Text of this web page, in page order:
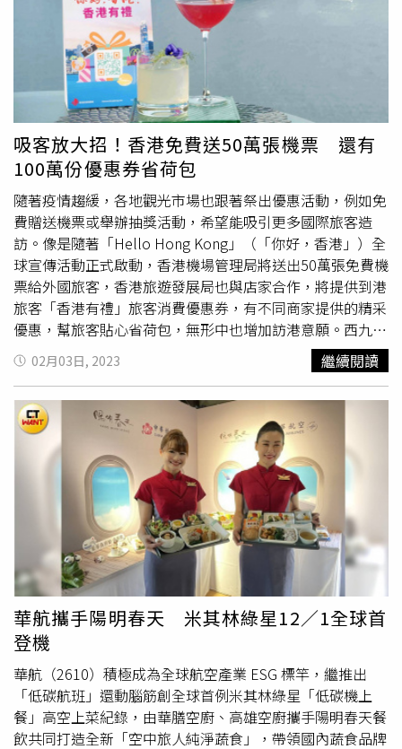
忘。記者也提醒，豪華商務艙及豪華經濟艙旅客都可於出發
前透過華航網站的網路獨享餐預選餐點。由SUNFRIEND
MOUTH操刀設計、星宇航空監製的「星宇航空凍乾冷萃咖
啡迷你杯」、「星宇航空蜂蜜鬆餅餅乾」及「星宇航空抹茶
拿鐵」。（圖／SUNFRIEND MOUTH提供）星宇航空蜂蜜
鬆餅餅乾。（79元，圖／SUNFRIEND MOUTH提供）另外
星宇航空也與SUNFRIEND MOUTH聯手推出全新企劃，把
飛行時的感受變成三款充滿趣味的食品，包括「星宇航空凍
乾冷萃咖啡迷你杯」、「星宇航空蜂蜜鬆餅餅乾」及「星宇
航空抹茶拿鐵」，在全台7-ELEVEN 獨家販售，即日起～
5/30還有「星宇航空蜂蜜鬆餅餅乾」及「星宇航空抹茶拿
鐵」第2件6折、「星宇航空凍乾冷萃咖啡迷你杯」優惠價
189元（原價250元／5入）等好康。其中「星宇航空凍乾冷
萃咖啡迷你杯」以飛翔時看著窗外景色，邊細細品嘗一杯咖
啡為概念，將咖啡新鮮萃取後，以零下40度的低溫凍乾，鎖
住咖啡香氣，只要將迷你杯加入冷、熱水，三秒就能還原一
杯現磨咖啡；而隨著星宇航空美國線即將開航，「星宇航空
蜂蜜鬆餅餅乾」以美式早午餐代表的「鬆餅」為發想，將之
轉換成小巧精緻的蜂蜜鬆餅餅乾，讓濃郁的蜂蜜、新鮮牛奶
和雞蛋香味在口中酥脆化開；「星宇航空抹茶拿鐵」則想帶
給消費者兼具航太科技與日式傳統的感受，只要加入80cc熱
水或熱牛奶沖泡，便能品嘗一杯日式風味。
當地活動。有鑑於此，酷航也計畫增加飛往東南亞各國的航
班，例如飛往印尼浮潛聖地的美娜多從一週3班提高到4班，
飛往富有石灰岩群山及碧綠茂盛熱帶雨林的蘭卡威從每週4
班增加到7班。酷航至今已飛航71個航點，許多旅客也喜歡
透過轉機順道造訪樟宜機場並來個新加坡一日遊，目前酷航
一週提供21班班機飛往新加坡，透過台北至新加坡每天3班
的綿密航班銜接，方便旅客轉往東南亞小島或澳洲、雅典等
長程航點。即日起至2023年4月17日止，於酷航官網及合作
通路也推出夏季促銷活動，台北-新加坡單程最低新台幣含
稅價2,488元起（限指定出發日期），日本東京、北海道、
韓國首爾、馬來西亞、印尼、澳洲等航點皆推出不同夏季優
惠價，促銷航線與價格依官網系統顯示為主。紐西蘭航空推
出直飛機票促銷優惠。（圖／擷取自紐西蘭航空官方粉絲
頁）另外，經過整整3年閉關，接觸大自然的活動如登山、
露營等更加受到歡迎，擁有多樣天然景點的紐西蘭從壯闊峽
灣、絕美湖泊，到較少機會能看見的火山與冰川等地形皆
具，還有多元活動像是泛舟、高空彈跳等，能滿足戶外控的
探索精神。紐西蘭航空就特別舉辦「奇異飛行 夢想啟程」
活動，即日起至2023年4月30日（台灣時間）限時推出台北
直飛紐西蘭的經濟艙促銷，只要於活動期間在官網購買台北
直飛奧克蘭經濟艙，來回票價一人台幣25,800元起，豪華經
濟艙來回票價台幣56,800元起、
豪華商務艙台幣88,800元起
（價格皆未含稅項及附加費用約2,400元，相關費用隨匯率
而浮動，以訂票當下為準）；機票使用時間為 2023 年5月9
日至2023 年6月20日期間，以及2023 年7月22日至2023 年
10月31日期間。經濟艙空中沙發 Skycouch還可伸展或躺下
休息。（圖／擷取自紐西蘭航空官方粉絲頁）此外，紐西蘭
航空更邀請全民挑戰自己的創意指數，即日起至2023年5月
31日中午12點前（台灣時間），只要到官網活動專頁
（https://bit.ly/3KuffPo）回答2個與到紐西蘭旅遊的相關
問題，最有創意的參與者即可獲得台北-奧克蘭的雙人來回
經濟艙機票，另外還限量加贈國際線單程空中沙發，結果將
於2023年6月15日在紐西蘭航空台灣官網公布。
吸客放大招！香港免費送50萬張機票 還有
100萬份優惠券省荷包
隨著疫情趨緩，各地觀光市場也跟著祭出優惠活動，例如免
費贈送機票或舉辦抽獎活動，希望能吸引更多國際旅客造
訪。像是隨著「Hello Hong Kong」（「你好，香港」）全
球宣傳活動正式啟動，香港機場管理局將送出50萬張免費機
票給外國旅客，香港旅遊發展局也與店家合作，將提供到港
旅客「香港有禮」旅客消費優惠券，有不同商家提供的精采
優惠，幫旅客貼心省荷包，無形中也增加訪港意願。西九文
化區是香港新興藝文場域，去年7月才開放的「香港故宮文
化博物館」也是其中一個特色展館。（圖／魏妤靜提供）自
從去年香港放寬對抵港旅客的旅遊限制及檢疫要求後，香港
國際機場客運量於上一季開始有了明顯提升，在2/2記者發
布會上，香港旅發局特別闡述刺激旅遊復甦的策略和重點工
作，包括：1.向全球說聲「Hello」：「Hello Hong
Kong」全球宣傳活動已正式啟動，特別邀請了不同商界領
袖、KOL等粉墨登場，加上知名藝人郭富城、鄭秀文和陳慧
琳，拍攝一系列宣傳短片，透過全球3,000個平台向世界各
地的旅客打招呼，展示香港標誌性和嶄新的旅遊特色。2.以
豐富優惠活動歡迎全球旅客：香港機管局將由3月起，透過
國泰航空、香港快運及香港航空等3間在地航空，分階段向
全球多個市場送出合計共50萬張機票，吸引旅客訪港。旅發
局亦會攜手香港逾16,000間商店提供優惠，其中包括至少
100萬份「香港有禮」旅客消費優惠券，訪港旅客可以憑券
在指定的酒吧、餐廳和酒店享用免費迎賓飲品，或於交通工
具、餐飲、零售、商號及景點，兌換優惠。換上墨綠新裝的
第六代山頂纜車於2022年下半年亮相，並增加了一些新體
驗。（圖／魏妤靜攝）3.展示全新體驗和盛事：近年全新落
02月03日, 2023 繼續閱讀
華航攜手陽明春天 米其林綠星12／1全球首
登機
華航（2610）積極成為全球航空產業 ESG 標竿，繼推出
「低碳航班」還動腦筋創全球首例米其林綠星「低碳機上
餐」高空上菜紀錄，由華膳空廚、高雄空廚攜手陽明春天餐
飲共同打造全新「空中旅人純淨蔬食」，帶領國內蔬食品牌